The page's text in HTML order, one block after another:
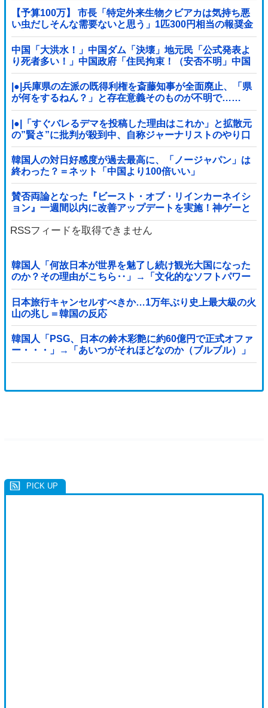
【予算100万】 市長「特定外来生物クビアカは気持ち悪
い虫だしそんな需要ないと思う」1匹300円相当の報奨金
→初日に42万取られ焦り
中国「大洪水！」中国ダム「決壊」地元民「公式発表よ
り死者多い！」中国政府「住民拘束！（安否不明」中国
当局「救助隊動画も削除」台風13号「三峡ダム接近中」
→
|●|兵庫県の左派の既得利権を斎藤知事が全面廃止、「県
が何をするねん？」と存在意義そのものが不明で……
|●|「すぐバレるデマを投稿した理由はこれか」と拡散元
の”賢さ”に批判が殺到中、自称ジャーナリストのやり口
というのが……
韓国人の対日好感度が過去最高に、「ノージャパン」は
終わった？＝ネット「中国より100倍いい」
賛否両論となった『ビースト・オブ・リインカーネイシ
ョン』一週間以内に改善アップデートを実施！神ゲーと
なるか？
RSSフィードを取得できません
韓国人「何故日本が世界を魅了し続け観光大国になった
のか？その理由がこちら‥」→「文化的なソフトパワー
が凄い」
日本旅行キャンセルすべきか…1万年ぶり史上最大級の火
山の兆し＝韓国の反応
韓国人「PSG、日本の鈴木彩艶に約60億円で正式オファ
ー・・・」→「あいつがそれほどなのか（ブルブル）」
「レギュラーとして出れるとは思わないけど、それでも